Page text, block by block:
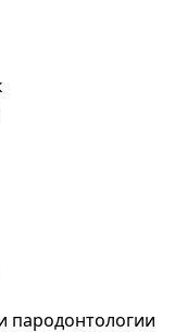
пародонтологии